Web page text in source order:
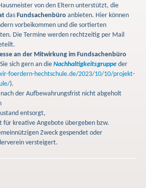
von den Eltern unterstützt, die
das Fundsachenbüro anbieten. Hier können
vorbeikommen und die sortierten
Die Termine werden rechtzeitig per Mail
an der Mitwirkung im Fundsachenbüro
sich gern an die Nachhaltigkeitsgruppe der
foerdern-hechtschule.de/2023/10/10/projekt-
).
nach der Aufbewahrungsfrist nicht abgeholt
entsorgt,
für kreative Angebote übergeben bzw.
Zweck gespendet oder
versteigert.­